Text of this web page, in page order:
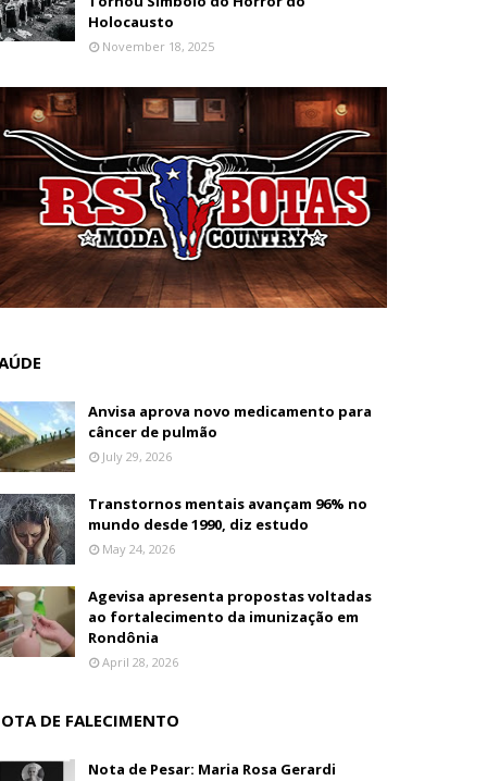
Holocausto
November 18, 2025
Anvisa aprova novo medicamento para
câncer de pulmão
July 29, 2026
Transtornos mentais avançam 96% no
mundo desde 1990, diz estudo
May 24, 2026
Agevisa apresenta propostas voltadas
ao fortalecimento da imunização em
Rondônia
April 28, 2026
DE FALECIMENTO
Nota de Pesar: Maria Rosa Gerardi